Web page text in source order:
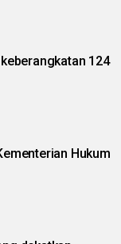
124
Hukum